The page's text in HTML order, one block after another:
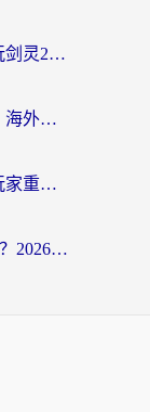
人在海外，如何选择一款靠谱的玩剑灵2加速器？
国外玩灌篮高手延迟高怎么解决？海外玩家国服游戏加速终极指南
非人学园加速器超级加速，海外玩家重返国服的通行证
国外用什么加速器玩奇迹MU最好？2026海外玩家国服游戏加速全攻略